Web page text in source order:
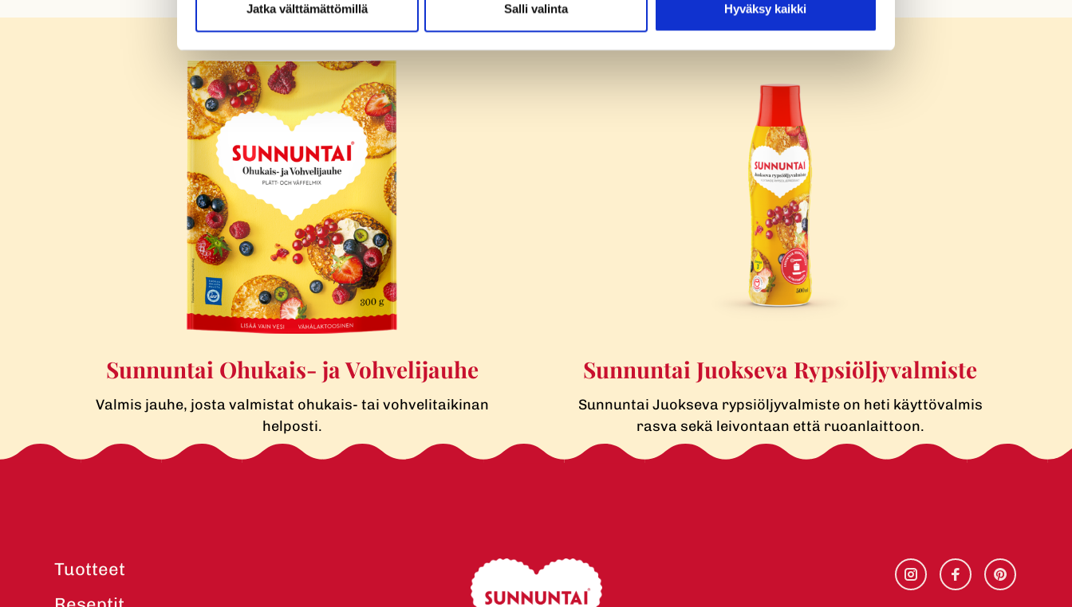
Jatka välttämättömillä Salli valinta Hyväksy kaikki
Sunnuntai Ohukais- ja Vohvelijauhe
Valmis jauhe, josta valmistat ohukais- tai vohvelitaikinan
helposti.
Sunnuntai Juokseva Rypsiöljy­valmiste
Sunnuntai Juokseva rypsiöljyvalmiste on heti käyttövalmis
rasva sekä leivontaan että ruoanlaittoon.
Tuotteet